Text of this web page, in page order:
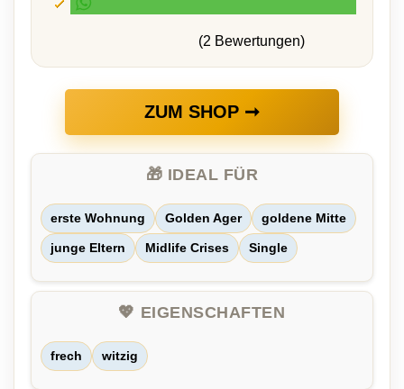
(2 Bewertungen)
ZUM SHOP ➞
🎁 IDEAL FÜR
erste Wohnung Golden Ager goldene Mitte
junge Eltern Midlife Crises Single
💖 EIGENSCHAFTEN
frech witzig